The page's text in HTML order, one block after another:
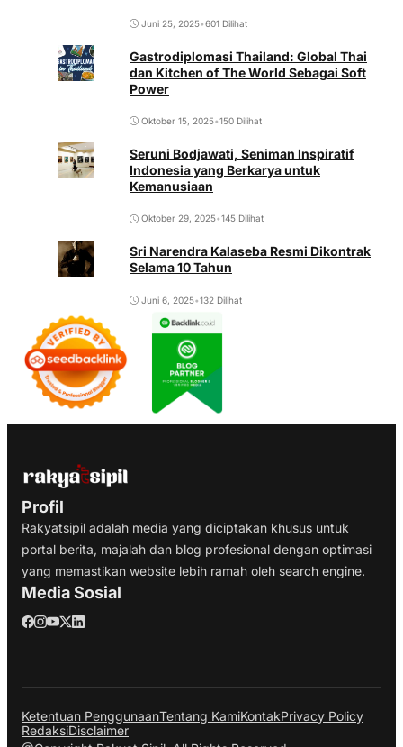
Juni 25, 2025•601 Dilihat
Gastrodiplomasi Thailand: Global Thai
dan Kitchen of The World Sebagai Soft
Power
Oktober 15, 2025•150 Dilihat
Seruni Bodjawati, Seniman Inspiratif
Indonesia yang Berkarya untuk
Kemanusiaan
Oktober 29, 2025•145 Dilihat
Sri Narendra Kalaseba Resmi Dikontrak
Selama 10 Tahun
Juni 6, 2025•132 Dilihat
Profil
Rakyatsipil adalah media yang diciptakan khusus untuk
portal berita, majalah dan blog profesional dengan optimasi
yang memastikan website lebih ramah oleh search engine.
Media Sosial
Ketentuan PenggunaanTentang KamiKontakPrivacy Policy
RedaksiDisclaimer